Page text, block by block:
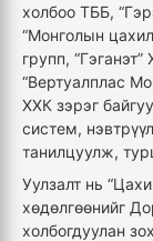
холбоо ТББ,
“Монголын
групп,
“Вертуалплас
ХХК зэрэг
систем,
танилцуулж,
Уулзалт нь
хөдөлгөөнийг
холбогдуулан